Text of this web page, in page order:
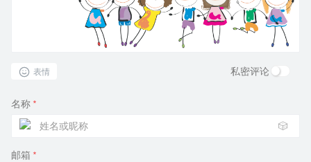
表情 私密评论
名称 *
🎲
邮箱 *